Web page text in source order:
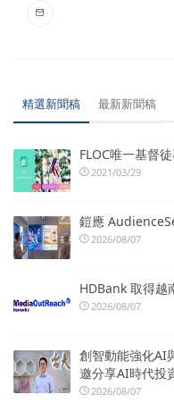
精選新聞稿 最新新聞稿
FLOC唯一基督
2021/03/29
鎧應
2026/08/07
HDBank 取得越
2026/08/07
創智動能強化AI
邀分享AI時代投
2026/08/07